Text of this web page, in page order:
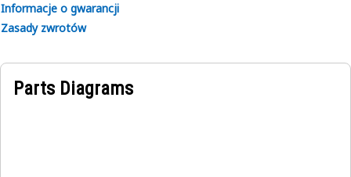
Informacje o gwarancji
Zasady zwrotów
Parts Diagrams